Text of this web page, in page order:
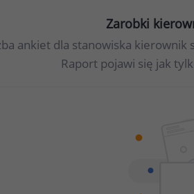
Zarobki
ankiet dla stanowiska
Raport pojawi się jak